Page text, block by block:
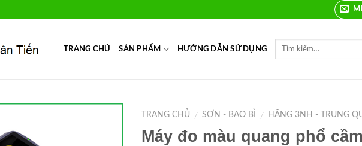
TRANG CHỦ SẢN PHẨM HƯỚNG DẪN SỬ DỤNG
TRANG CHỦ / SƠN - BAO BÌ / HÃNG 3NH - TRUNG
Máy đo màu quang phổ